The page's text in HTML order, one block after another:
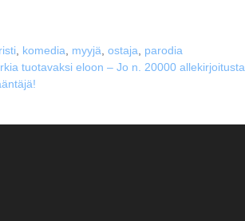
komedia myyjä ,ostaja
parodia
tuotavaksi eloon – Jo n. 20000 allekirjoitusta